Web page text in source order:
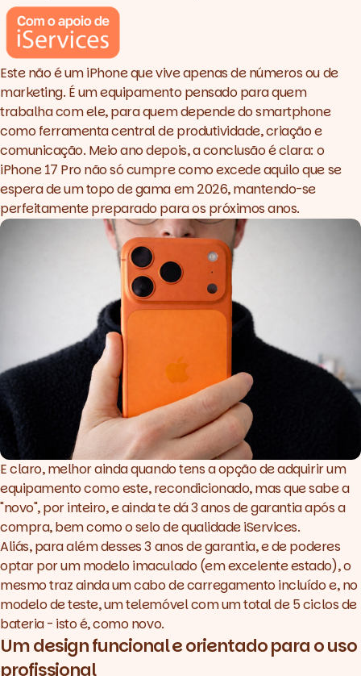
Este não é um iPhone que vive apenas de números ou de
marketing. É um equipamento pensado para quem
trabalha com ele, para quem depende do smartphone
como ferramenta central de produtividade, criação e
comunicação. Meio ano depois, a conclusão é clara: o
iPhone 17 Pro não só cumpre como excede aquilo que se
espera de um topo de gama em 2026, mantendo-se
perfeitamente preparado para os próximos anos.
E claro, melhor ainda quando tens a opção de adquirir um
equipamento como este, recondicionado, mas que sabe a
"novo", por inteiro, e ainda te dá 3 anos de garantia após a
compra, bem como o selo de qualidade iServices.
Aliás, para além desses 3 anos de garantia, e de poderes
optar por um modelo imaculado (em excelente estado), o
mesmo traz ainda um cabo de carregamento incluído e, no
modelo de teste, um telemóvel com um total de 5 ciclos de
bateria - isto é, como novo.
Umdesignfuncional e orientado para o uso
profissional